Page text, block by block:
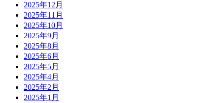
2025年12月
2025年11月
2025年10月
2025年9月
2025年8月
2025年6月
2025年5月
2025年4月
2025年2月
2025年1月